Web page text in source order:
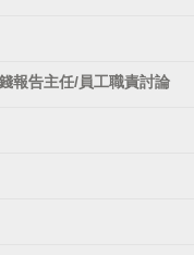
報告主任/員工職責討論